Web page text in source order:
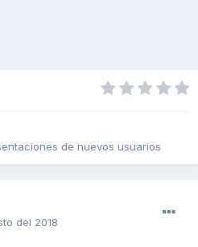
de nuevos usuarios
del 2018